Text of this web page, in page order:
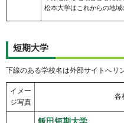
松本大学はこれからの地域
短期大学
下線のある学校名は外部サイトへリ
イメー
ジ写真
各